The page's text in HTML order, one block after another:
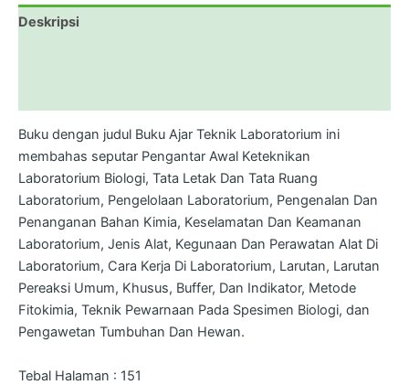
Deskripsi
Buku dengan judul Buku Ajar Teknik Laboratorium ini
membahas seputar Pengantar Awal Keteknikan
Laboratorium Biologi, Tata Letak Dan Tata Ruang
Laboratorium, Pengelolaan Laboratorium, Pengenalan Dan
Penanganan Bahan Kimia, Keselamatan Dan Keamanan
Laboratorium, Jenis Alat, Kegunaan Dan Perawatan Alat Di
Laboratorium, Cara Kerja Di Laboratorium, Larutan, Larutan
Pereaksi Umum, Khusus, Buffer, Dan Indikator, Metode
Fitokimia, Teknik Pewarnaan Pada Spesimen Biologi, dan
Pengawetan Tumbuhan Dan Hewan.
Tebal Halaman : 151